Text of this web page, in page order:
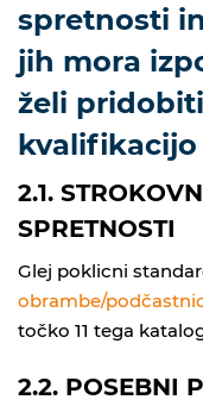
spretnosti
jih mora
želi
kvalifikacijo
2.1.
SPRETNOSTI
Glej poklicni
obrambe/
točko 11 tega
2.2. POSEBNI